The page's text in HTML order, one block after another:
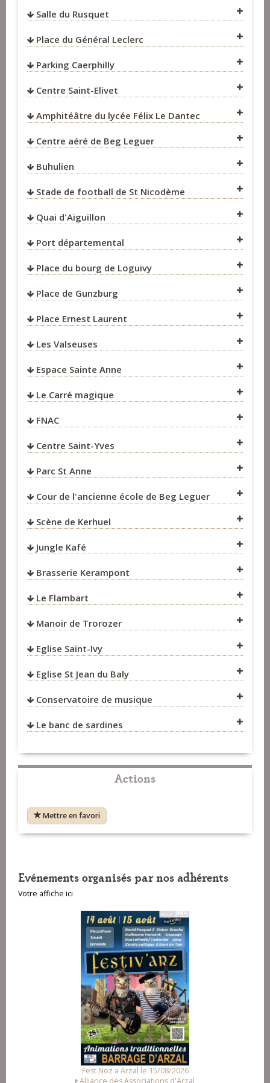
VOIR SUR LA CARTE
Salle du Rusquet
Place du Général Leclerc
Parking Caerphilly
VOIR SUR LA CARTE
Centre Saint-Elivet
VOIR SUR LA CARTE
Amphitéâtre du lycée Félix Le Dantec
VOIR SUR LA CARTE
Centre aéré de Beg Leguer
Buhulien
Stade de football de St Nicodème
VOIR SUR LA CARTE
Quai d'Aiguillon
VOIR SUR LA CARTE
Port départemental
VOIR SUR LA CARTE
Place du bourg de Loguivy
VOIR SUR LA CARTE
Place de Gunzburg
VOIR SUR LA CARTE
Place Ernest Laurent
VOIR SUR LA CARTE
Les Valseuses
VOIR SUR LA CARTE
Espace Sainte Anne
VOIR SUR LA CARTE
Le Carré magique
FNAC
VOIR SUR LA CARTE
Centre Saint-Yves
VOIR SUR LA CARTE
Parc St Anne
VOIR SUR LA CARTE
Cour de l'ancienne école de Beg Leguer
VOIR SUR LA CARTE
Scène de Kerhuel
VOIR SUR LA CARTE
Jungle Kafé
VOIR SUR LA CARTE
Brasserie Kerampont
VOIR SUR LA CARTE
Le Flambart
VOIR SUR LA CARTE
Manoir de Trorozer
Eglise Saint-Ivy
VOIR SUR LA CARTE
Eglise St Jean du Baly
VOIR SUR LA CARTE
Conservatoire de musique
VOIR SUR LA CARTE
Le banc de sardines
VOIR SUR LA CARTE
Actions
Mettre en favori
Evénements organisés par nos adhérents
Votre affiche ici
Fest Noz a Arzal le 15/08/2026
Alliance des Associations d'Arzal